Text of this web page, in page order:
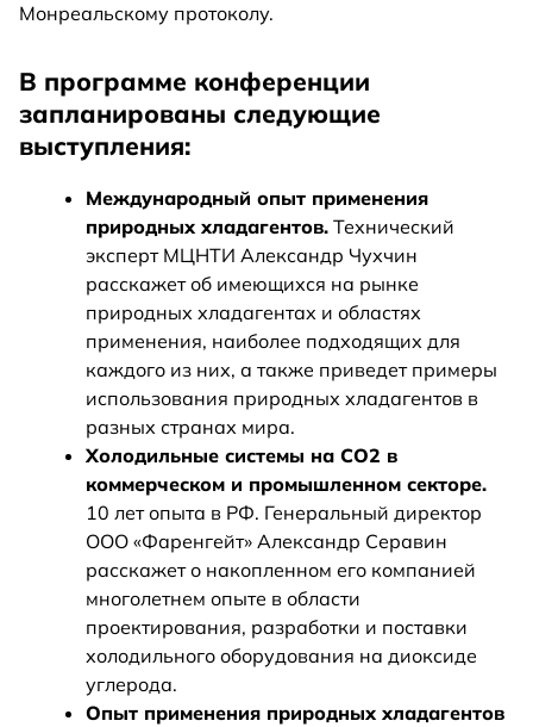
Монреальскому протоколу.
В программе конференции
запланированы следующие
выступления:
Международный опыт применения
природных хладагентов. Технический
эксперт МЦНТИ Александр Чухчин
расскажет об имеющихся на рынке
природных хладагентах и областях
применения, наиболее подходящих для
каждого из них, а также приведет примеры
использования природных хладагентов в
разных странах мира.
Холодильные системы на СО2 в
коммерческом и промышленном секторе.
10 лет опыта в РФ. Генеральный директор
ООО «Фаренгейт» Александр Серавин
расскажет о накопленном его компанией
многолетнем опыте в области
проектирования, разработки и поставки
холодильного оборудования на диоксиде
углерода.
Опыт применения природных хладагентов